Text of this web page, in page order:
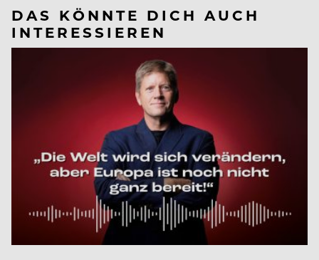
DAS KÖNNTE DICH AUCH
INTERESSIEREN